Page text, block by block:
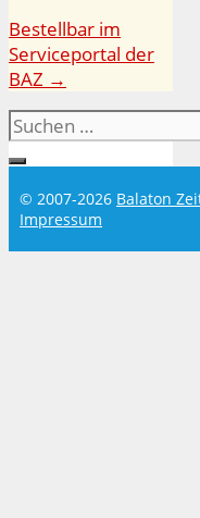
Bestellbar im
Serviceportal der
BAZ →
Suchen
nach:
© 2007-2026 Balaton
Impressum